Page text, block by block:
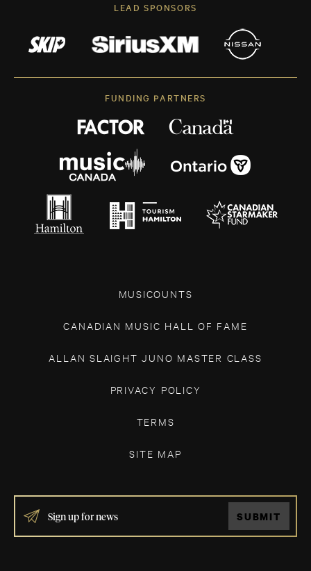
LEAD SPONSORS
FUNDING PARTNERS
MUSICOUNTS
CANADIAN MUSIC HALL OF FAME
ALLAN SLAIGHT JUNO MASTER CLASS
PRIVACY POLICY
TERMS
SITE MAP
IF
YOU
ARE
SUBMIT